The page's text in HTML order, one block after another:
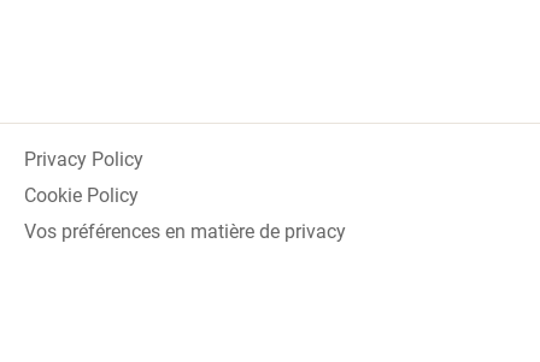
Privacy Policy
Cookie Policy
Vos préférences en matière de privacy